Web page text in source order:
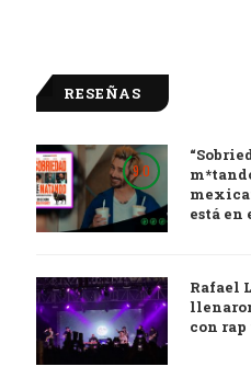
RESEÑAS
9.0
está en
Rafael
con